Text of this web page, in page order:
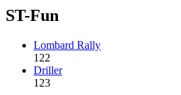
ST-Fun
Lombard Rally
122
Driller
123